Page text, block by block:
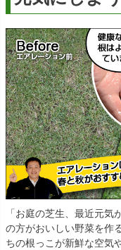
「お庭の芝生、最近元
の方がおいしい野菜を作
ちの根っこが新鮮な空気